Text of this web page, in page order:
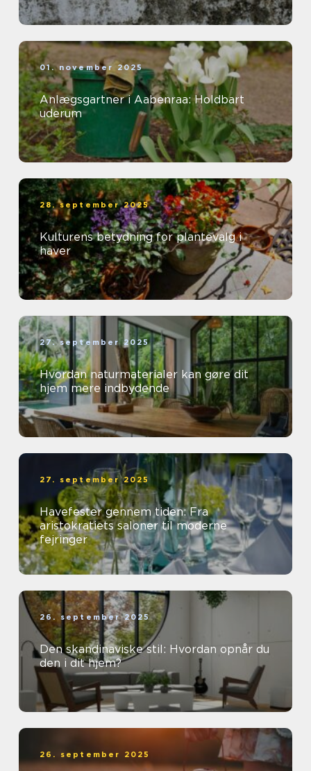
01. november 2025
Anlægsgartner i Aabenraa: Holdbart
uderum
28. september 2025
Kulturens betydning for plantevalg i
haver
27. september 2025
Hvordan naturmaterialer kan gøre dit
hjem mere indbydende
27. september 2025
Havefester gennem tiden: Fra
aristokratiets saloner til moderne
fejringer
26. september 2025
Den skandinaviske stil: Hvordan opnår du
den i dit hjem?
26. september 2025